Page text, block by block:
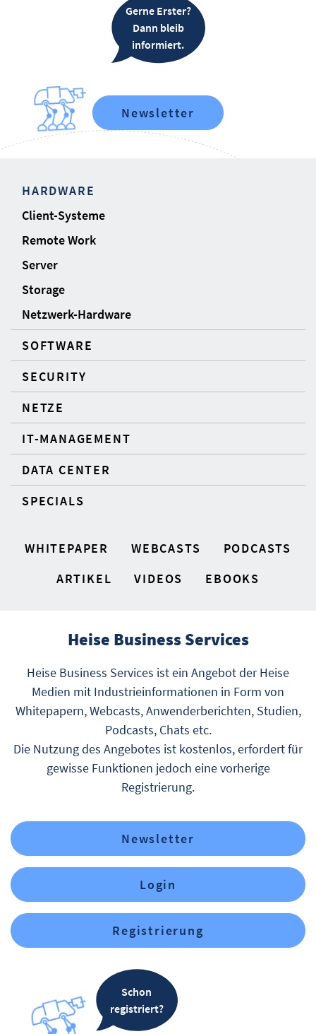
Gerne Erster?
Dann bleib
informiert.
Newsletter
HARDWARE
Client-Systeme
Remote Work
Server
Storage
Netzwerk-Hardware
SOFTWARE
SECURITY
NETZE
IT-MANAGEMENT
DATA CENTER
SPECIALS
WHITEPAPER WEBCASTS
PODCASTS
ARTIKEL
VIDEOS EBOOKS
Heise Business Services
Heise Business Services ist ein Angebot der Heise
Medien mit Industrieinformationen in Form von
Whitepapern, Webcasts, Anwenderberichten, Studien,
Podcasts, Chats etc.
Die Nutzung des Angebotes ist kostenlos, erfordert für
gewisse Funktionen jedoch eine vorherige
Registrierung.
Newsletter
Login
Registrierung
Schon
registriert?